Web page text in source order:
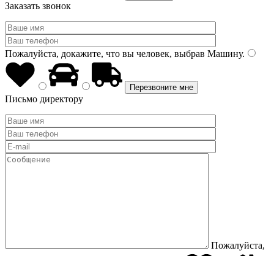
Заказать звонок
Пожалуйста, докажите, что вы человек, выбрав Машину.
Письмо директору
Пожалуйста,